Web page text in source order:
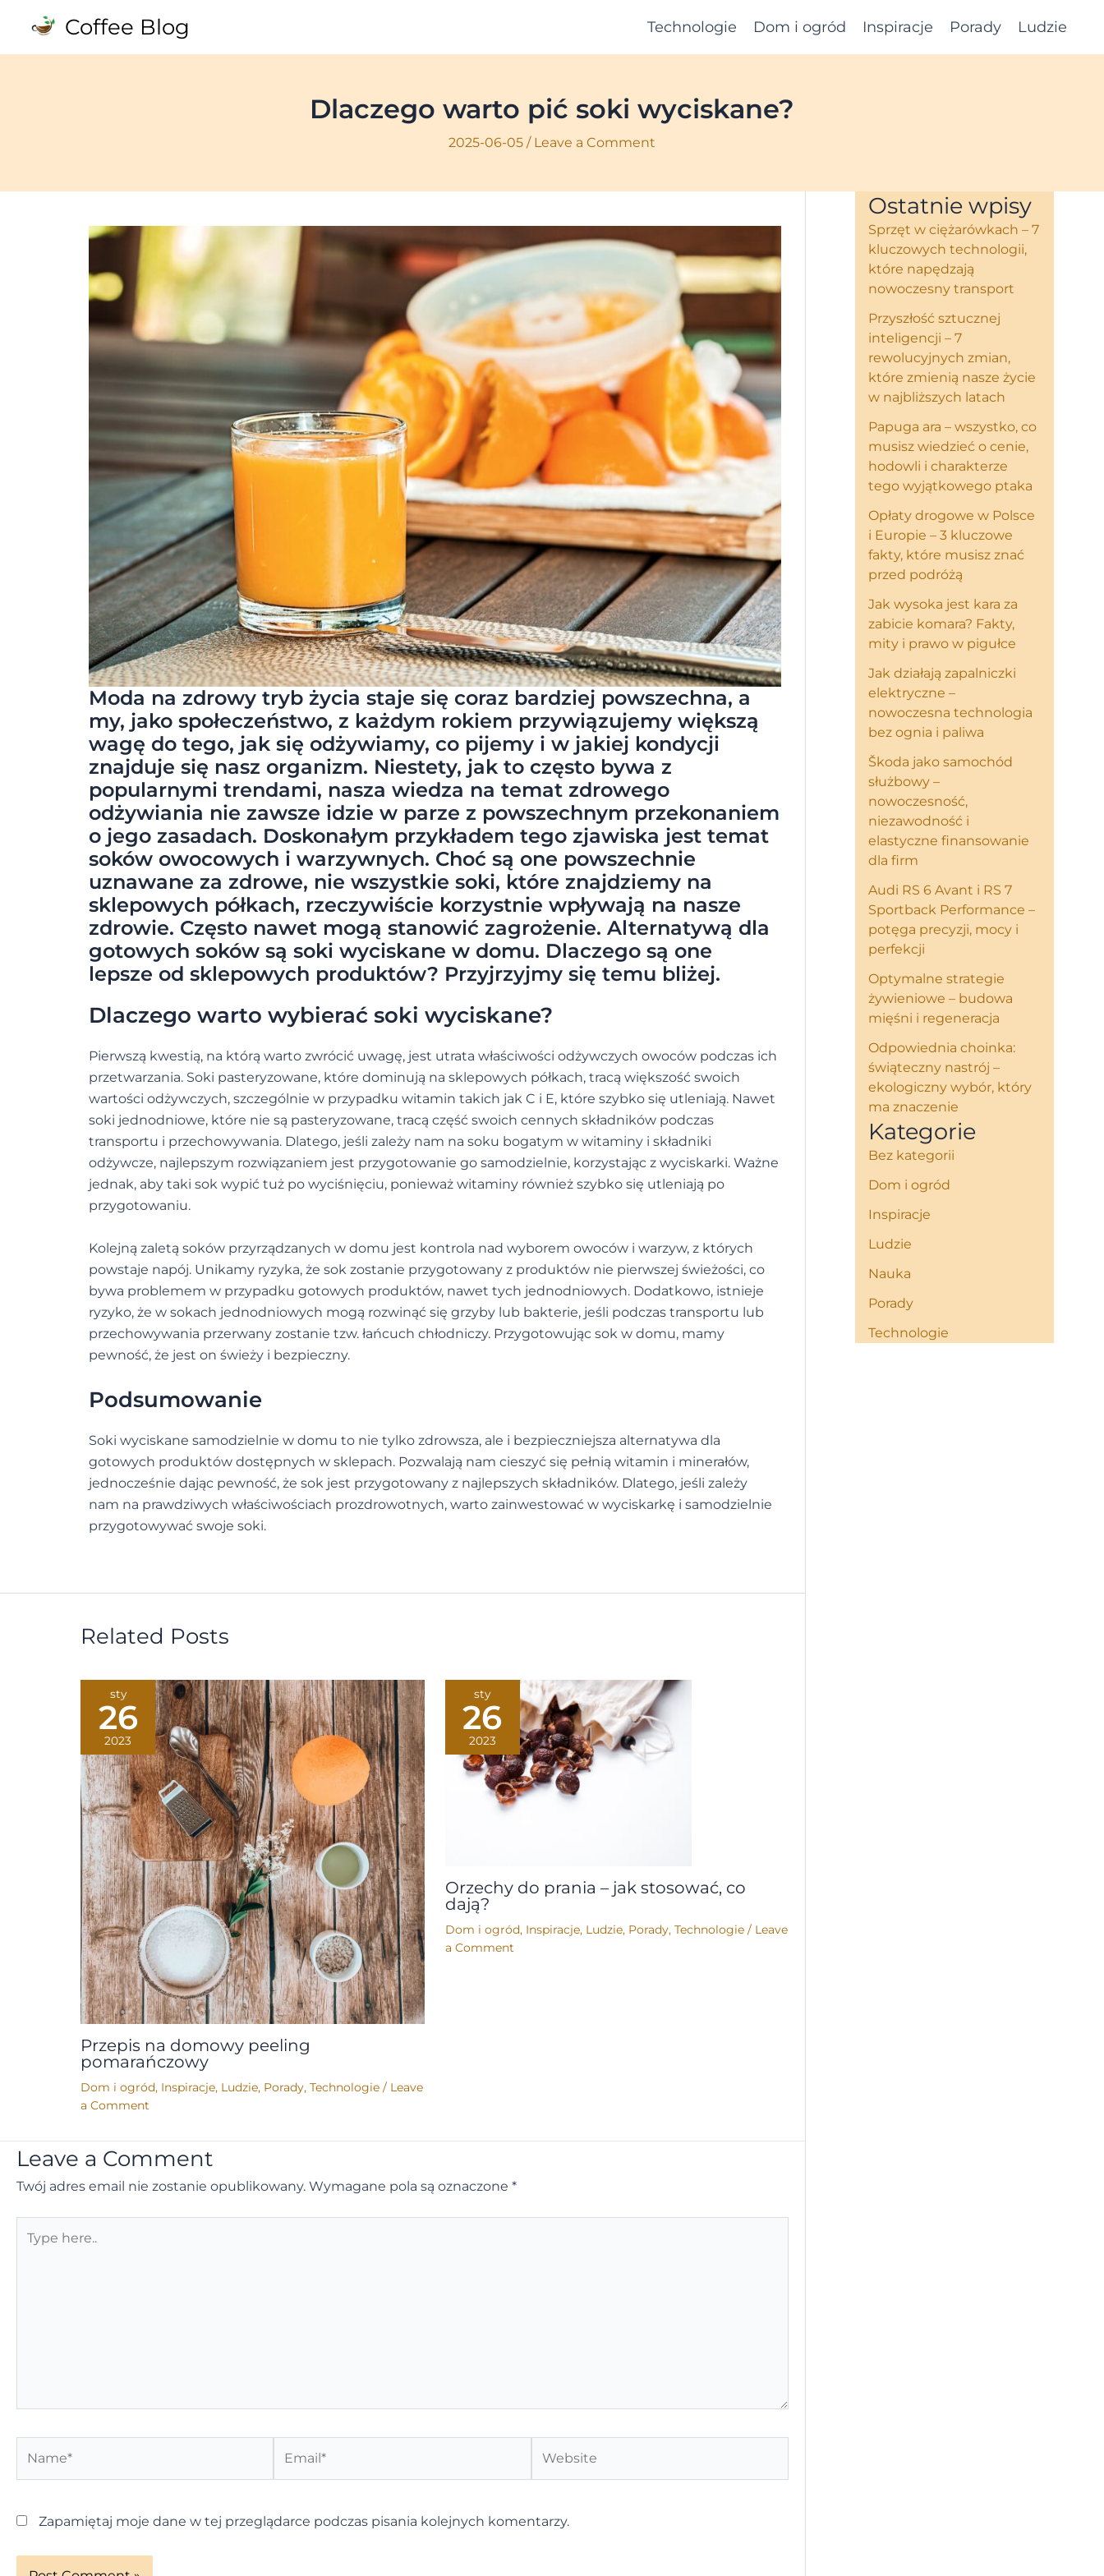
content
Coffee Blog Technologie Dom i ogród Inspiracje Porady Ludzie
Dlaczego warto pić soki wyciskane?
2025-06-05 / Leave a Comment
Moda na zdrowy tryb życia staje się coraz bardziej powszechna, a
my, jako społeczeństwo, z każdym rokiem przywiązujemy większą
wagę do tego, jak się odżywiamy, co pijemy i w jakiej kondycji
znajduje się nasz organizm. Niestety, jak to często bywa z
popularnymi trendami, nasza wiedza na temat zdrowego
odżywiania nie zawsze idzie w parze z powszechnym przekonaniem
o jego zasadach. Doskonałym przykładem tego zjawiska jest temat
soków owocowych i warzywnych. Choć są one powszechnie
uznawane za zdrowe, nie wszystkie soki, które znajdziemy na
sklepowych półkach, rzeczywiście korzystnie wpływają na nasze
zdrowie. Często nawet mogą stanowić zagrożenie. Alternatywą dla
gotowych soków są soki wyciskane w domu. Dlaczego są one
lepsze od sklepowych produktów? Przyjrzyjmy się temu bliżej.
Dlaczego warto wybierać soki wyciskane?
Pierwszą kwestią, na którą warto zwrócić uwagę, jest utrata właściwości odżywczych owoców podczas ich
przetwarzania. Soki pasteryzowane, które dominują na sklepowych półkach, tracą większość swoich
wartości odżywczych, szczególnie w przypadku witamin takich jak C i E, które szybko się utleniają. Nawet
soki jednodniowe, które nie są pasteryzowane, tracą część swoich cennych składników podczas
transportu i przechowywania. Dlatego, jeśli zależy nam na soku bogatym w witaminy i składniki
odżywcze, najlepszym rozwiązaniem jest przygotowanie go samodzielnie, korzystając z wyciskarki. Ważne
jednak, aby taki sok wypić tuż po wyciśnięciu, ponieważ witaminy również szybko się utleniają po
przygotowaniu.
Kolejną zaletą soków przyrządzanych w domu jest kontrola nad wyborem owoców i warzyw, z których
powstaje napój. Unikamy ryzyka, że sok zostanie przygotowany z produktów nie pierwszej świeżości, co
bywa problemem w przypadku gotowych produktów, nawet tych jednodniowych. Dodatkowo, istnieje
ryzyko, że w sokach jednodniowych mogą rozwinąć się grzyby lub bakterie, jeśli podczas transportu lub
przechowywania przerwany zostanie tzw. łańcuch chłodniczy. Przygotowując sok w domu, mamy
pewność, że jest on świeży i bezpieczny.
Podsumowanie
Soki wyciskane samodzielnie w domu to nie tylko zdrowsza, ale i bezpieczniejsza alternatywa dla
gotowych produktów dostępnych w sklepach. Pozwalają nam cieszyć się pełnią witamin i minerałów,
jednocześnie dając pewność, że sok jest przygotowany z najlepszych składników. Dlatego, jeśli zależy
nam na prawdziwych właściwościach prozdrowotnych, warto zainwestować w wyciskarkę i samodzielnie
przygotowywać swoje soki.
Related Posts
sty
26
2023
Przepis na domowy peeling
pomarańczowy
Dom i ogród, Inspiracje, Ludzie, Porady, Technologie / Leave
a Comment
sty
26
2023
Orzechy do prania – jak stosować, co
dają?
Dom i ogród, Inspiracje, Ludzie, Porady, Technologie/ Leave
a Comment
Leave a Comment
Twój adres email nie zostanie opublikowany. Wymagane pola są oznaczone *
here..
Zapamiętaj moje dane w tej przeglądarce podczas pisania kolejnych komentarzy.
Ostatnie wpisy
Sprzęt w ciężarówkach – 7
kluczowych technologii,
które napędzają
nowoczesny transport
Przyszłość sztucznej
inteligencji – 7
rewolucyjnych zmian,
które zmienią nasze życie
w najbliższych latach
Papuga ara – wszystko, co
musisz wiedzieć o cenie,
hodowli i charakterze
tego wyjątkowego ptaka
Opłaty drogowe w Polsce
i Europie – 3 kluczowe
fakty, które musisz znać
przed podróżą
Jak wysoka jest kara za
zabicie komara? Fakty,
mity i prawo w pigułce
Jak działają zapalniczki
elektryczne –
nowoczesna technologia
bez ognia i paliwa
Škoda jako samochód
służbowy –
nowoczesność,
niezawodność i
elastyczne finansowanie
dla firm
Audi RS 6 Avant i RS 7
Sportback Performance –
potęga precyzji, mocy i
perfekcji
Optymalne strategie
żywieniowe – budowa
mięśni i regeneracja
Odpowiednia choinka:
świąteczny nastrój –
ekologiczny wybór, który
ma znaczenie
Kategorie
Bez kategorii
Dom i ogród
Inspiracje
Ludzie
Nauka
Porady
Technologie